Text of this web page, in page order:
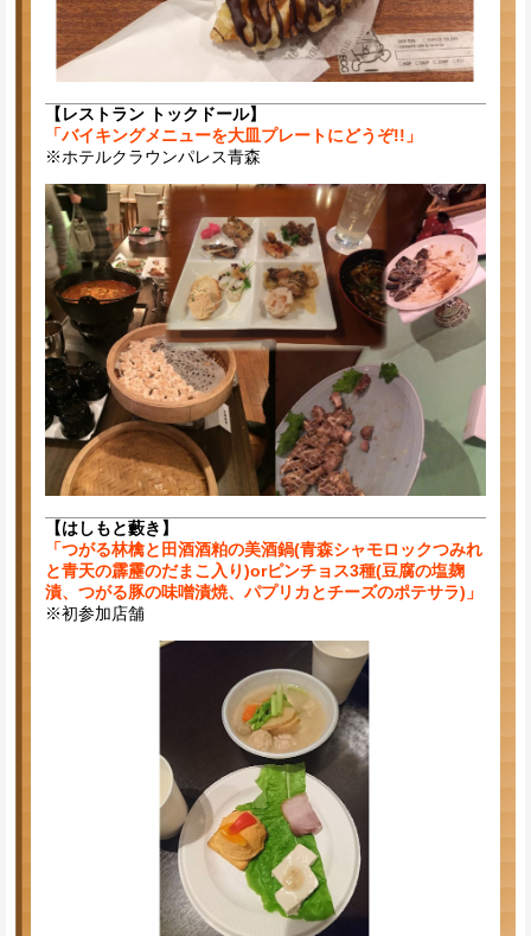
【レストラン トックドール】
「バイキングメニューを大皿プレートにどうぞ!!」
※ホテルクラウンパレス青森
【はしもと藪き】
「つがる林檎と田酒酒粕の美酒鍋(青森シャモロックつみれ
と青天の霹靂のだまこ入り)orピンチョス3種(豆腐の塩麹
漬、つがる豚の味噌漬焼、パプリカとチーズのポテサラ)」
※初参加店舗